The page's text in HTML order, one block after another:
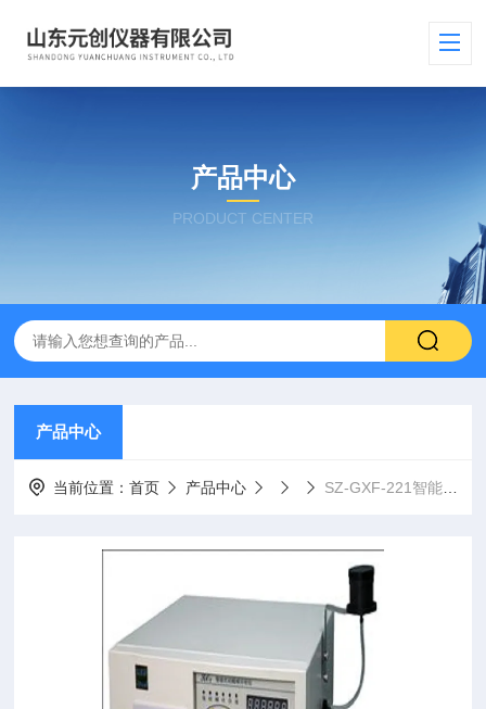
产品中心
PRODUCT CENTER
产品中心
当前位置：首页 产品中心 SZ-GXF-221智能式硅酸根检测仪